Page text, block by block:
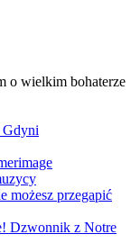
o wielkim bohaterze
Gdyni
możesz przegapić
Dzwonnik z Notre